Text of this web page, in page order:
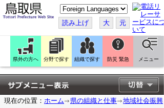
こ
の
ペ
ー
ジ
翻
訳
す
る
読み上げ 大 元
県外の方へ 分野で探す 組織で探す 防災 緊急 メニュー
現在の位置： ホーム 県の組織と仕事
地域社会振興